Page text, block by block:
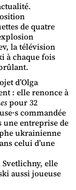
de quatre
la télévision
à chaque fois
d’Olga
: elle renonce à
pour 32
commandée
une entreprise de
ukrainienne
celui d’une
elle
aussi joueuse